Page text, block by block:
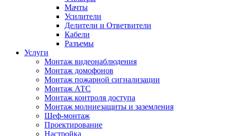
Мачты
Усилители
Делители и Ответвители
Кабели
Разъемы
Услуги
Монтаж видеонаблюдения
Монтаж домофонов
Монтаж пожарной сигнализации
Монтаж АТС
Монтаж контроля доступа
Монтаж молниезащиты и заземления
Шеф-монтаж
Проектирование
Настройка